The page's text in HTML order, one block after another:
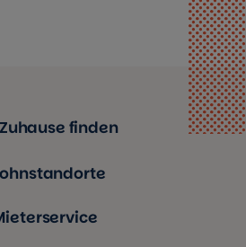
Zuhause finden